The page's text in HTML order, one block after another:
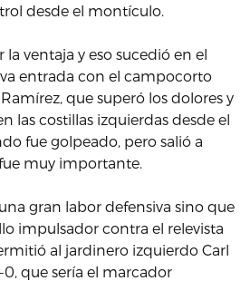
desde el montículo.
la ventaja y eso sucedió en el
entrada con el campocorto
que superó los dolores y
las costillas izquierdas desde el
fue golpeado, pero salió a
muy importante.
gran labor defensiva sino que
impulsador contra el relevista
al jardinero izquierdo Carl
que sería el marcador